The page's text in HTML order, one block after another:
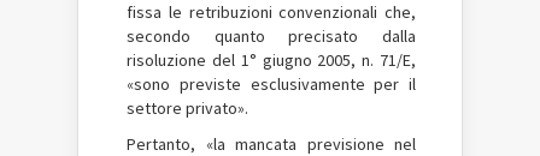
fissa le retribuzioni convenzionali che,
secondo quanto precisato dalla
risoluzione del 1° giugno 2005, n. 71/E,
«sono previste esclusivamente per il
settore privato».
Pertanto, «la mancata previsione nel